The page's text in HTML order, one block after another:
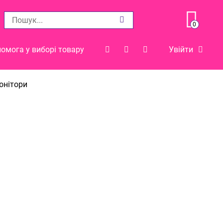
0
у виборі товару Увійти